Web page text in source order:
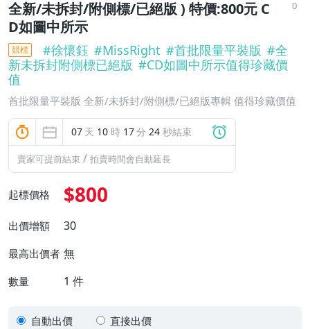
全新/未拆封/附側標/已絕版 ) 特價:800元 C
D如圖中所示
0
競標 #徐懷鈺 #MissRight #首批限量平裝版 #全
新未拆封附側標已絕版 #CD如圖中所示值得珍藏價
值
首批限量平裝版 全新/未拆封/附側標/已絕版專輯 值得珍藏價值
07 天 10 時 17分 23 秒結束
賣家可提前結束 / 拍賣時間會自動延長
起標價格 $800
出價增額 30
最高出價者 無
數量 1 件
自動出價 直接出價